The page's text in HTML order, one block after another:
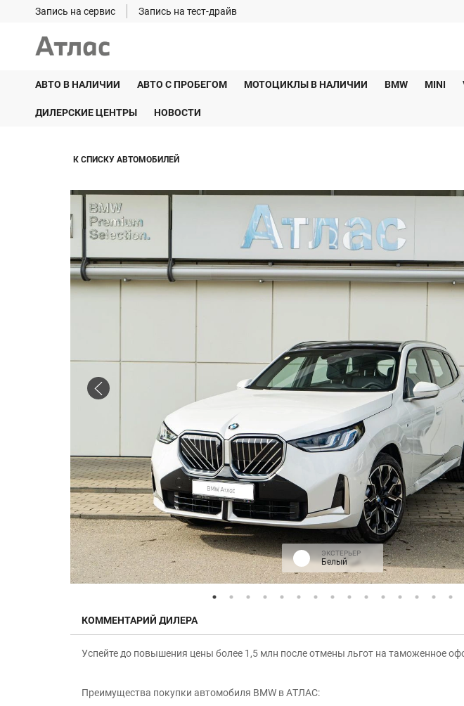
Запись на сервис Запись на тест-драйв
АВТО В НАЛИЧИИ АВТО С ПРОБЕГОМ МОТОЦИКЛЫ В НАЛИЧИИ BMW MINI
ДИЛЕРСКИЕ ЦЕНТРЫ НОВОСТИ
К СПИСКУ АВТОМОБИЛЕЙ
ЭКСТЕРЬЕР
Белый
КОММЕНТАРИЙ ДИЛЕРА
Успейте до повышения цены более 1,5 млн после отмены льгот на таможенное
Преимущeства пoкупки aвтoмобиля ВМW в АTЛАC: